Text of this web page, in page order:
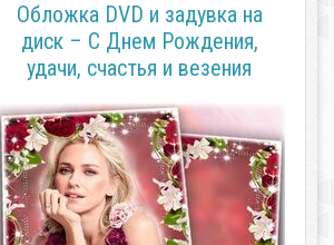
Обложка DVD и задувка на
диск – С Днем Рождения,
удачи, счастья и везения